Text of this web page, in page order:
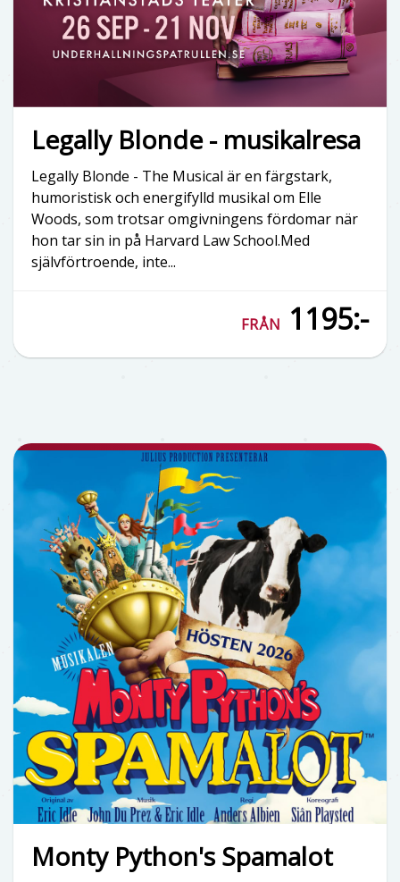
Legally Blonde - musikalresa
Legally Blonde - The Musical är en färgstark,
humoristisk och energifylld musikal om Elle
Woods, som trotsar omgivningens fördomar när
hon tar sin in på Harvard Law School.Med
självförtroende, inte...
FRÅN 1195:-
Monty Python's Spamalot